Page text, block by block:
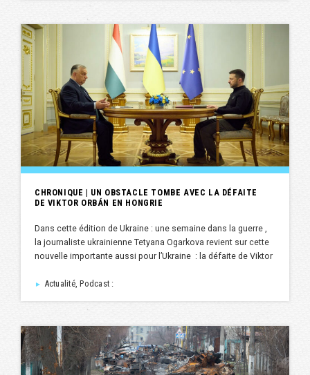
CHRONIQUE | UN OBSTACLE TOMBE AVEC LA DÉFAITE
DE VIKTOR ORBÁN EN HONGRIE
Dans cette édition de Ukraine : une semaine dans la guerre ,
la journaliste ukrainienne Tetyana Ogarkova revient sur cette
nouvelle importante aussi pour l’Ukraine : la défaite de Viktor
► Actualité, Podcast :